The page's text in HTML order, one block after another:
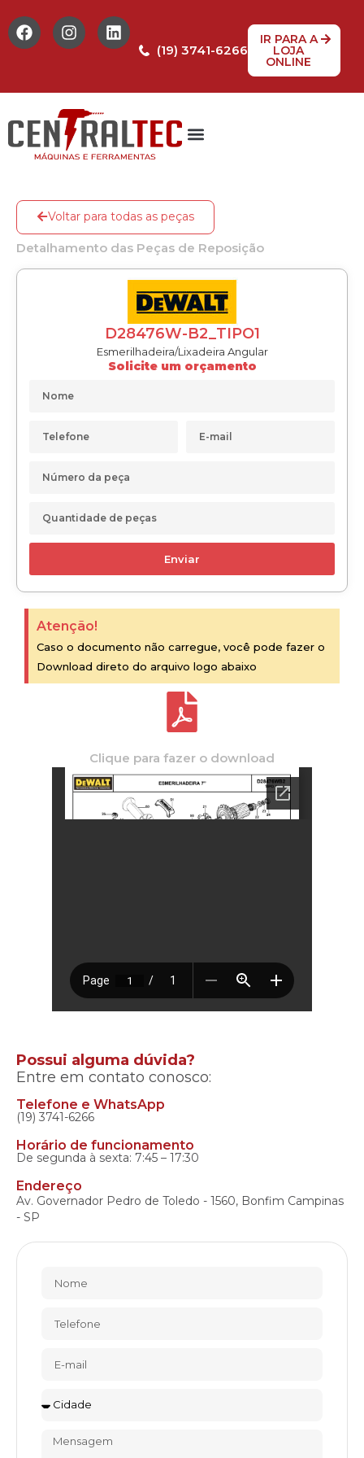
(19) 3741-6266
IR PARA A
LOJA
ONLINE
Voltar para todas as peças
Detalhamento das Peças de Reposição
D28476W-B2_TIPO1
Esmerilhadeira/Lixadeira Angular
Solicite um orçamento
Enviar
Atenção!
Caso o documento não carregue, você pode fazer o
Download direto do arquivo logo abaixo
Clique para fazer o download
Possui alguma dúvida?
Entre em contato conosco:
Telefone e WhatsApp
(19) 3741-6266
Horário de funcionamento
De segunda à sexta: 7:45 – 17:30
Endereço
Av. Governador Pedro de Toledo - 1560, Bonfim Campinas
- SP